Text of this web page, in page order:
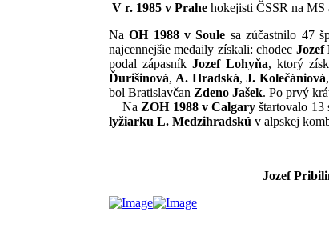
V r. 1985 v Prahe hokejisti ČSSR na MS
NaOH 1988 v Soule sa zúčastnilo 47
najcennejšie medaily získali: chodec Jozef
podal zápasník Jozef Lohyňa, ktorý
Ďurišinová, A. Hradská,J. Kolečániová
bol Bratislavčan Zdeno Jašek. Po prvý
Na ZOH 1988 v Calgary štartovalo 13
lyžiarku L. Medzihradskú v alpskej
Jozef